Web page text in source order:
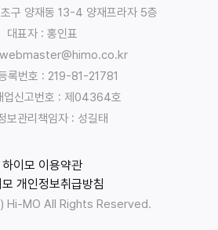
구 양재동 13-4 양재프라자 5층
대표자 : 홍인표
록번호 : 219-81-21781
업신고번호 : 제04364호
보관리책임자 : 성길태
하이모 이용약관
개인정보취급방침
Hi-MO All Rights Reserved.